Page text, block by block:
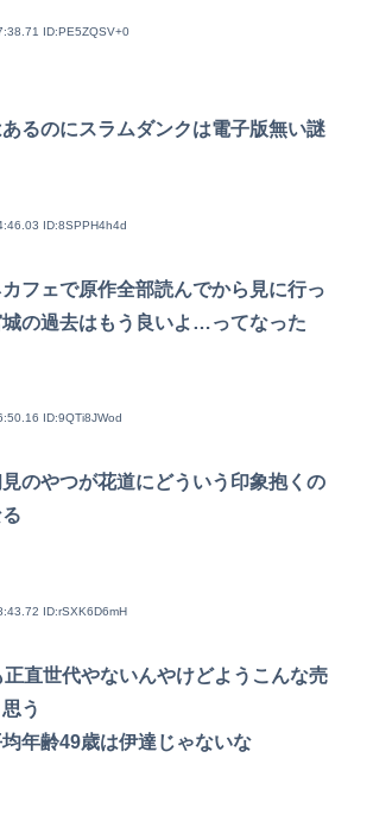
ID:PE5ZQSV+0
あるのにスラムダンクは電子版無い謎
ID:8SPPH4h4d
フェで原作全部読んでから見に行っ
城の過去はもう良いよ…ってなった
ID:9QTi8JWod
のやつが花道にどういう印象抱くの
ID:rSXK6D6mH
正直世代やないんやけどようこんな売
う
均年齢49歳は伊達じゃないな